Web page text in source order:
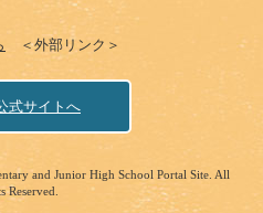
＜外部リンク＞
式サイトへ
and Junior High School Portal Site. All
Reserved.